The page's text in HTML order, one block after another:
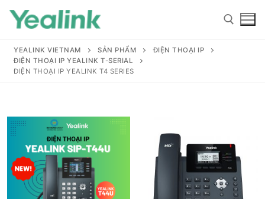
Sản phẩm
Hỗ trợ
YEALINK VIETNAM SẢN PHẨM
ĐIỆN THOẠI IP
ĐIỆN THOẠI IP YEALINK T-SERIAL
ĐIỆN THOẠI IP YEALINK T4 SERIES